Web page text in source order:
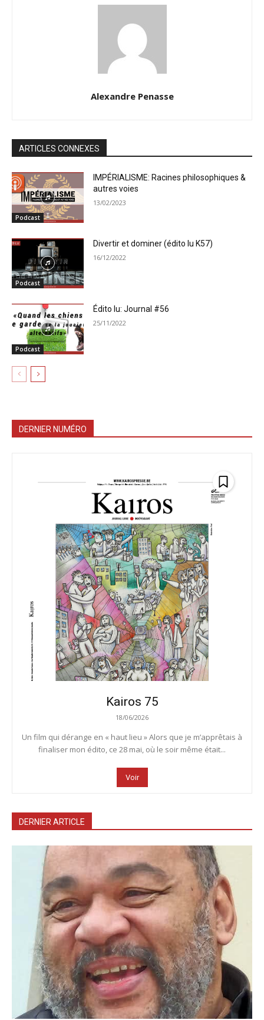
Alexandre Penasse
ARTICLES CONNEXES
Podcast
IMPÉRIALISME: Racines philosophiques &
autres voies
13/02/2023
Podcast
Divertir et dominer (édito lu K57)
16/12/2022
Podcast
Édito lu: Journal #56
25/11/2022
DERNIER NUMÉRO
Kairos 75
18/06/2026
Un film qui dérange en « haut lieu » Alors que je m’apprêtais à
finaliser mon édito, ce 28 mai, où le soir même était...
Voir
DERNIER ARTICLE